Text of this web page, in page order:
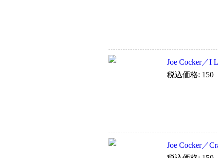
Joe Cocker／I
税込価格: 150
Joe Cocker／